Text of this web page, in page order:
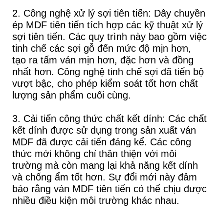
2. Công nghệ xử lý sợi tiên tiến: Dây chuyền
ép MDF tiên tiến tích hợp các kỹ thuật xử lý
sợi tiên tiến. Các quy trình này bao gồm việc
tinh chế các sợi gỗ đến mức độ mịn hơn,
tạo ra tấm ván mịn hơn, đặc hơn và đồng
nhất hơn. Công nghệ tinh chế sợi đã tiến bộ
vượt bậc, cho phép kiểm soát tốt hơn chất
lượng sản phẩm cuối cùng.
3. Cải tiến công thức chất kết dính: Các chất
kết dính được sử dụng trong sản xuất ván
MDF đã được cải tiến đáng kể. Các công
thức mới không chỉ thân thiện với môi
trường mà còn mang lại khả năng kết dính
và chống ẩm tốt hơn. Sự đổi mới này đảm
bảo rằng ván MDF tiên tiến có thể chịu được
nhiều điều kiện môi trường khác nhau.